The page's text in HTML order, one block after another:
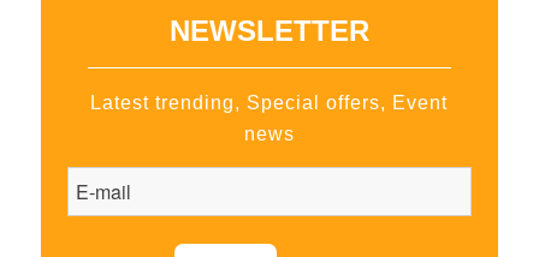
NEWSLETTER
Latest trending, Special offers, Event
news